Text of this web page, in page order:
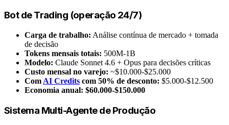
Bot de Trading (operação 24/7)
Carga de trabalho: Análise contínua de mercado + tomada
de decisão
Tokens mensais totais: 500M-1B
Modelo: Claude Sonnet 4.6 + Opus para decisões críticas
Custo mensal no varejo: ~$10.000-$25.000
Com AI Credits com 50% de desconto: $5.000-$12.500
Economia anual: $60.000-$150.000
Sistema Multi-Agente de Produção